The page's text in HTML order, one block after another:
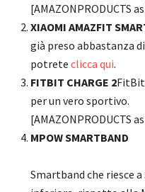
[AMAZONPRODUCTS
XIAOMI AMAZFIT
già preso abbastanza
potrete clicca qui.
FITBIT CHARGE 2FitBit
per un vero sportivo.
[AMAZONPRODUCTS
MPOW SMARTBAND
Smartband che riesce